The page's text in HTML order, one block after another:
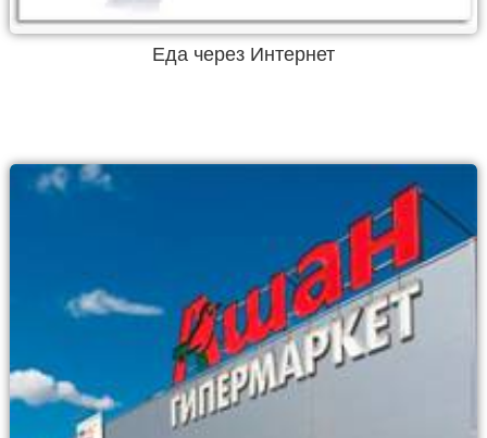
Еда через Интернет